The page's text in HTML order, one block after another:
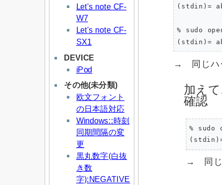
Let's note CF-
W7
Let's note CF-
SX1
DEVICE
iPod
その他(未分類)
欧文フォント
の日本語対応
Windows::時刻
同期間隔の変
更
黒丸数字(白抜
き数
字):NEGATIVE
(stdin)=
% sudo
→ 同じハ
加え
確認
% sudo
→ 同じ